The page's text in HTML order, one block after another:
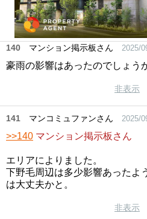
140 マンション掲示板さん 2025/
豪雨の影響はあったのでしょう
非表示
141 マンコミュファンさん 2025/
>>140 マンション掲示板さん
エリアによりました。
下野毛周辺は多少影響あったよ
は大丈夫かと。
非表示